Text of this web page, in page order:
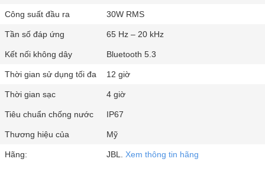
Công suất đầu ra 30W RMS
Tần số đáp ứng 65 Hz – 20 kHz
Kết nối không dây Bluetooth 5.3
Thời gian sử dụng tối đa 12 giờ
Thời gian sạc 4 giờ
Tiêu chuẩn chống nước IP67
Thương hiệu của Mỹ
Hãng: JBL. Xem thông tin hãng